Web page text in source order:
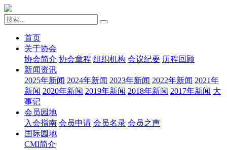
首页
关于协会
协会简介 协会章程 组织机构 会议纪要 历程回顾
新闻资讯
2025年新闻 2024年新闻 2023年新闻 2022年新闻 2021年
新闻 2020年新闻 2019年新闻 2018年新闻 2017年新闻 大
事记
会员园地
入会指南 会员申请 会员名录 会员之声
国际园地
CMI简介